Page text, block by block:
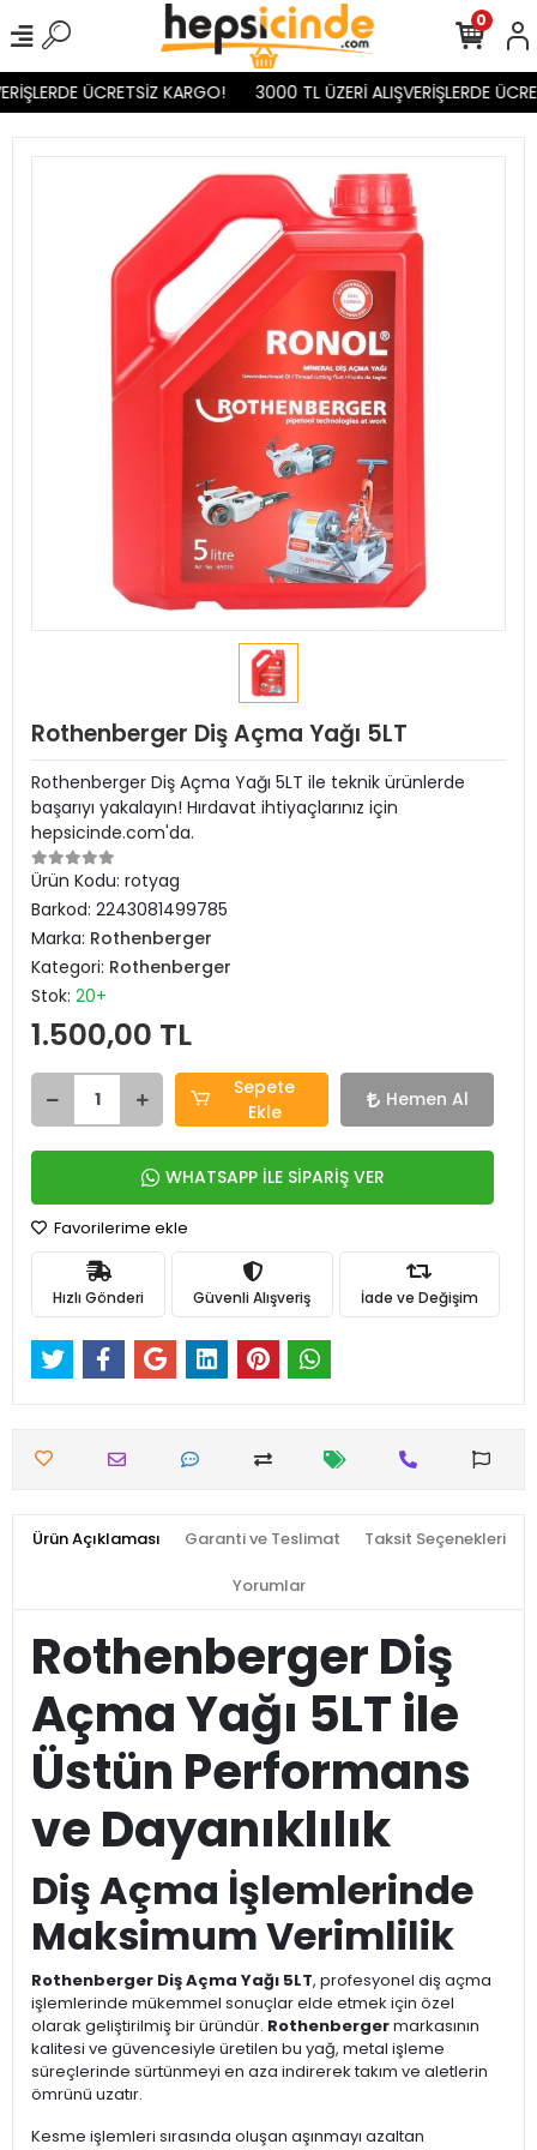
ÜCRETSİZ KARGO! 3000 TL ÜZERİ ALIŞVERİŞLERDE
0
Rothenberger Diş Açma Yağı 5LT
Rothenberger Diş Açma Yağı 5LT ile teknik ürünlerde
başarıyı yakalayın! Hırdavat ihtiyaçlarınız için
hepsicinde.com'da.
Ürün Kodu: rotyag
Barkod: 2243081499785
Marka: Rothenberger
Kategori: Rothenberger
Stok: 20+
1.500,00 TL
Sepete
Ekle
Hemen Al
WHATSAPP İLE SİPARİŞ VER
Favorilerime ekle
Hızlı Gönderi Güvenli Alışveriş İade ve Değişim
Ürün Açıklaması Garanti ve Teslimat Taksit Seçenekleri
Yorumlar
Rothenberger Diş
Açma Yağı 5LT ile
Üstün Performans
ve Dayanıklılık
Diş Açma İşlemlerinde
Maksimum Verimlilik
Rothenberger Diş Açma Yağı 5LT, profesyonel diş açma
işlemlerinde mükemmel sonuçlar elde etmek için özel
olarak geliştirilmiş bir üründür. Rothenbergermarkasının
kalitesi ve güvencesiyle üretilen bu yağ, metal işleme
süreçlerinde sürtünmeyi en aza indirerek takım ve aletlerin
ömrünü uzatır.
Kesme işlemleri sırasında oluşan aşınmayı azaltan